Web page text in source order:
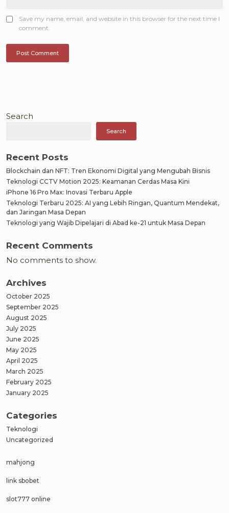
Save my name, email, and website in this browser for the next time I
comment.
Search
Search
Recent Posts
Blockchain dan NFT: Tren Ekonomi Digital yang Mengubah Bisnis
Teknologi CCTV Motion 2025: Keamanan Cerdas Masa Kini
iPhone 16 Pro Max: Inovasi Terbaru Apple
Teknologi Terbaru 2025: AI yang Lebih Ringan, Quantum Mendekat,
dan Jaringan Masa Depan
Teknologi yang Wajib Dipelajari di Abad ke-21 untuk Masa Depan
Recent Comments
No comments to show.
Archives
October 2025
September 2025
August 2025
July 2025
June 2025
May 2025
April 2025
March 2025
February 2025
January 2025
Categories
Teknologi
Uncategorized
mahjong
link sbobet
slot777 online